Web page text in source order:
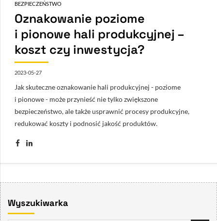
BEZPIECZEŃSTWO
Oznakowanie poziome
i pionowe hali produkcyjnej –
koszt czy inwestycja?
2023-05-27
Jak skuteczne oznakowanie hali produkcyjnej - poziome
i pionowe - może przynieść nie tylko zwiększone
bezpieczeństwo, ale także usprawnić procesy produkcyjne,
redukować koszty i podnosić jakość produktów.
Wyszukiwarka